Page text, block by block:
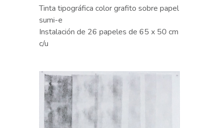
Tinta tipográfica color grafito sobre papel
sumi-e
Instalación de 26 papeles de 65 x 50 cm
c/u